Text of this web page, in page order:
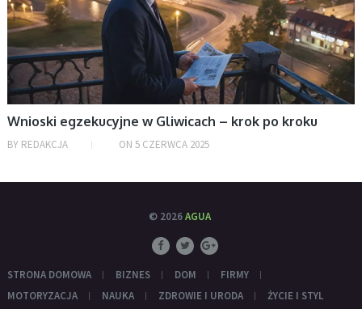
Wnioski egzekucyjne w Gliwicach – krok po kroku
BY REDAKCJA ON 5 CZERWCA 2025
© 2026AGUA
STRONA DOMOWA BIZNES DOM
FIRMY
MOTORYZACJA
NAUKA ZDROWIE I URODA ŻYCIE I STYL